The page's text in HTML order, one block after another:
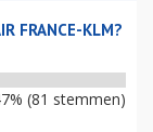
FRANCE-KLM?
(81 stemmen)